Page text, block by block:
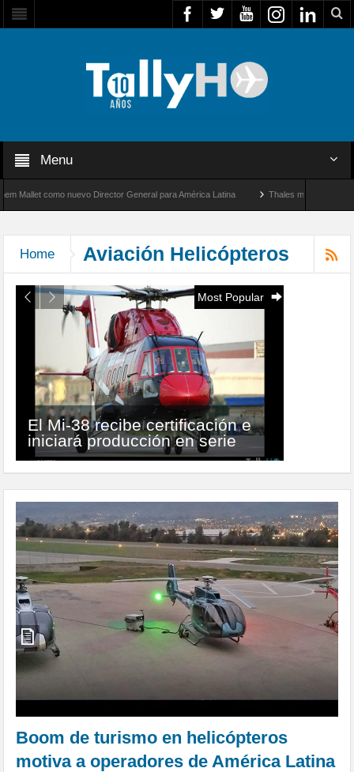
Menu
General para América Latina Thales multiplica por diez su capacidad de
Home Aviación Helicópteros
Most Popular
El Mi-38 recibe certificación e
iniciará producción en serie
Actividades de Airbus para
entretener a los niños desde
casa
Boom de turismo en helicópteros
motiva a operadores de América Latina